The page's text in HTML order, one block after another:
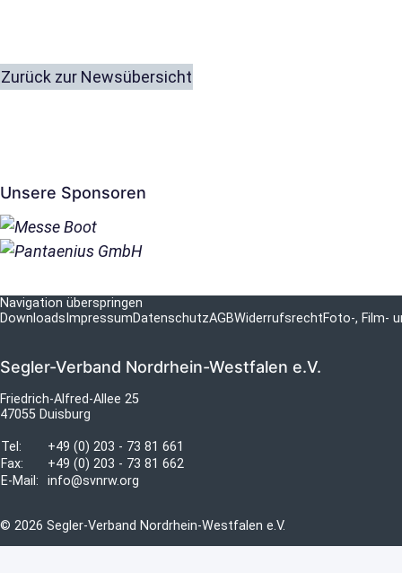
Zurück zur Newsübersicht
Unsere Sponsoren
Navigation überspringen
Downloads ImpressumDatenschutzAGBWiderrufsrechtFoto-, Film-
Segler-Verband Nordrhein-Westfalen e.V.
Friedrich-Alfred-Allee 25
47055 Duisburg
Tel:
+49 (0) 203 - 73 81 661
Fax:
+49 (0) 203 - 73 81 662
E-Mail:
info@svnrw.org
© 2026 Segler-Verband Nordrhein-Westfalen e.V.